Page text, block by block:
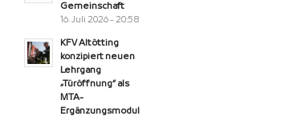
Gemeinschaft
16. Juli 2026 - 20:58
KFV Altötting
konzipiert neuen
Lehrgang
„Türöffnung“ als
MTA-
Ergänzungsmodul